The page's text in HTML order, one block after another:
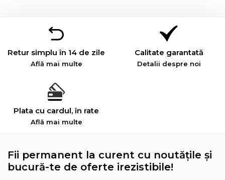
Retur simplu în 14 de zile
Află mai multe
Calitate garantată
Detalii despre noi
Plata cu cardul, în rate
Află mai multe
Fii permanent la curent cu noutățile și
bucură-te de oferte irezistibile!